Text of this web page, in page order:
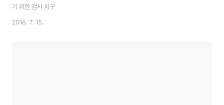
기 위한 검사 치구
2016. 7. 15.